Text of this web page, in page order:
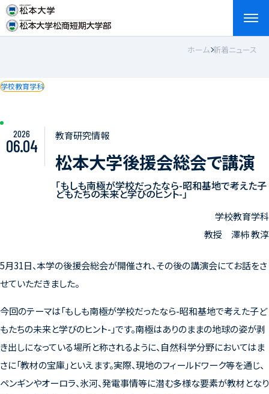
English
ホーム 新着ニュース
学校教育学科
2026
06.04
教育研究情報
松本大学後援会総会で講演
「もしも南極が学校だったなら-昭和基地で考えた子
どもたちの未来と学びのヒント-」
学校教育学科
教授 澤柿 教淳
5月31日、本学の後援会総会が開催され、その後の講演会にてお話をさ
せていただきました。
今回のテーマは「もしも南極が学校だったなら-昭和基地で考えた子ど
もたちの未来と学びのヒント-」です。南極はありのままの地球の姿が剥
き出しになっている場所と称されるように、自然科学分野においてはま
さに「教材の宝庫」といえます。実際、現地のフィールドワーク等を通じ、
ペンギンやオーロラ、氷河、発電事情等に潜む多様な要素が教材となり